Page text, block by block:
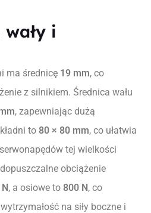
i
ma średnicę 19 mm, co
z silnikiem. Średnica wału
, zapewniając dużą
to 80 × 80 mm, co ułatwia
tej wielkości
obciążenie
, a osiowe to 800 N, co
na siły boczne i